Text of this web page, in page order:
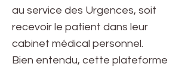
au service des Urgences, soit
recevoir le patient dans leur
cabinet médical personnel.
Bien entendu, cette plateforme